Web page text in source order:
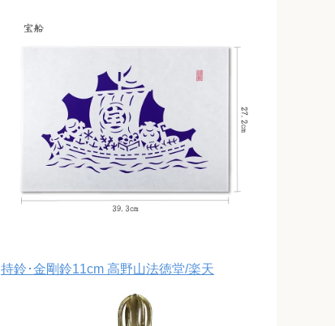
持鈴･金剛鈴11cm 高野山法徳堂/楽天